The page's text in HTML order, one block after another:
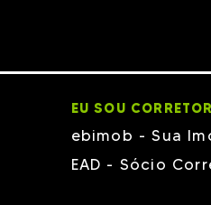
EU SOU
ebimob - Sua
EAD - Sócio